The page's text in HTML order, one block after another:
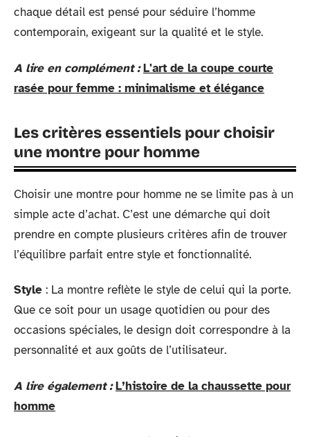
chaque détail est pensé pour séduire l’homme
contemporain, exigeant sur la qualité et le style.
A lire en complément : L'art de la coupe courte
rasée pour femme : minimalisme et élégance
Les critères essentiels pour choisir
une montre pour homme
Choisir une montre pour homme ne se limite pas à un
simple acte d’achat. C’est une démarche qui doit
prendre en compte plusieurs critères afin de trouver
l’équilibre parfait entre style et fonctionnalité.
Style : La montre reflète le style de celui qui la porte.
Que ce soit pour un usage quotidien ou pour des
occasions spéciales, le design doit correspondre à la
personnalité et aux goûts de l’utilisateur.
A lire également : L’histoire de la chaussette pour
homme